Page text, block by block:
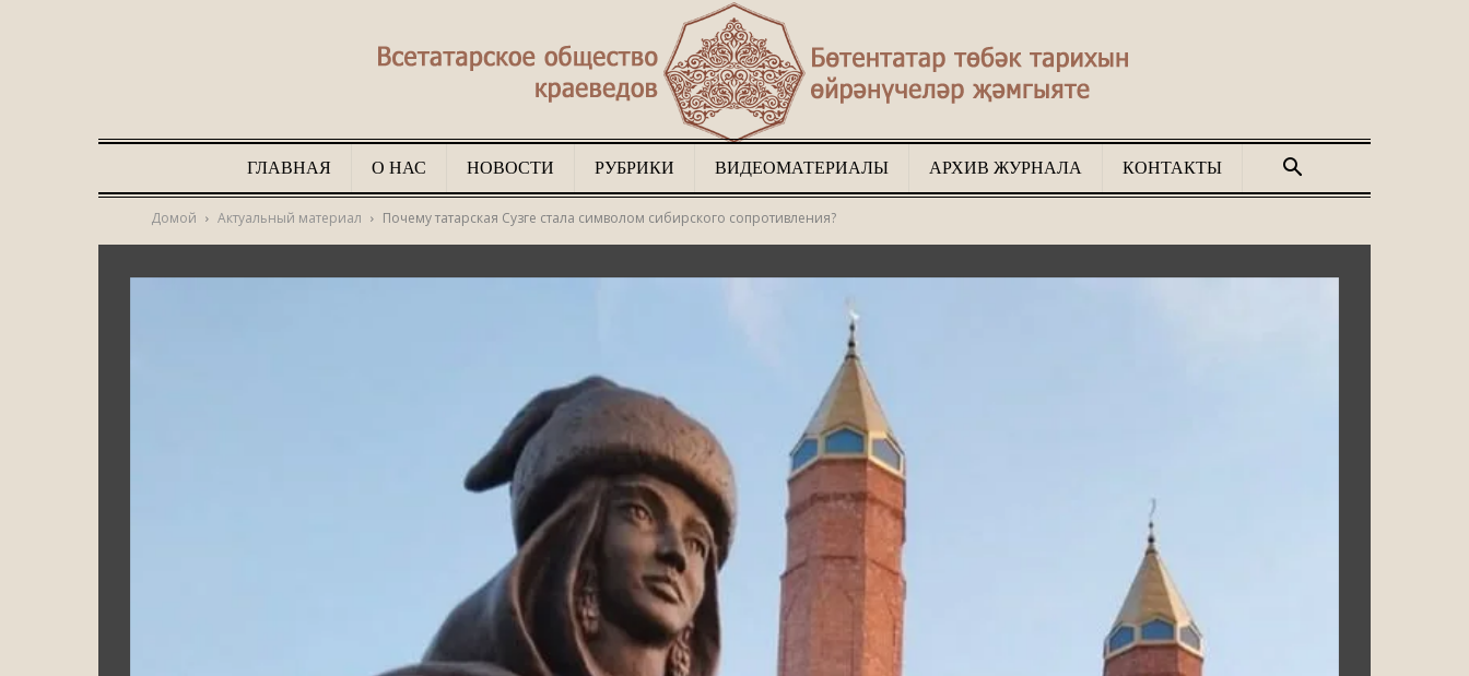
Туган
ГЛАВНАЯ О НАС НОВОСТИ РУБРИКИ ВИДЕОМАТЕРИАЛЫ АРХИВ ЖУРНАЛА КОНТАКТЫ
Домой Актуальный материал Почему татарская Сузге стала символом сибирского сопротивления?